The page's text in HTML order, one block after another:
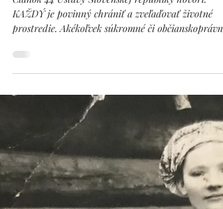
Nov 15, 2025
Ochrana zvierat je výchova k
ľudskosti.
Článok 44 Ústavy Slovenskej republiky hovorí:
KAŽDÝ je povinný chrániť a zveľaďovať životné
prostredie. Akékoľvek súkromné či občianskoprávne
aktivity na pomoc zvieratám (prikrmovanie, stavba
búdok a pod.) sú preto nielen výkonom základného
ústavného práva, ale fakticky vlastne aj
Realitou u nás žiaľ ale je, že štát je prvý, ktorý
ústavnú povinnosť porušuje. Povinnosťou štátu je